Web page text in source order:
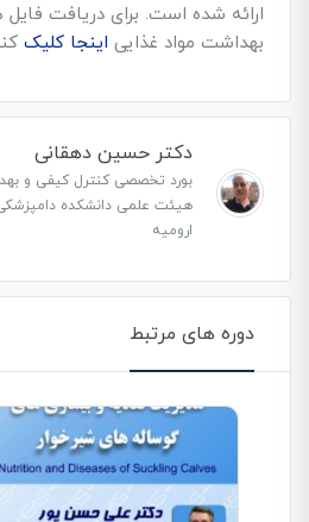
ارائه شده است. برای دریافت فایل
بهداشت مواد غذایی اینجا کلیک
دکتر حسین دهقانی
بورد تخصصی کنترل کیفی و
هیئت علمی دانشکده دامپزشکی
ارومیه
دوره های مرتبط